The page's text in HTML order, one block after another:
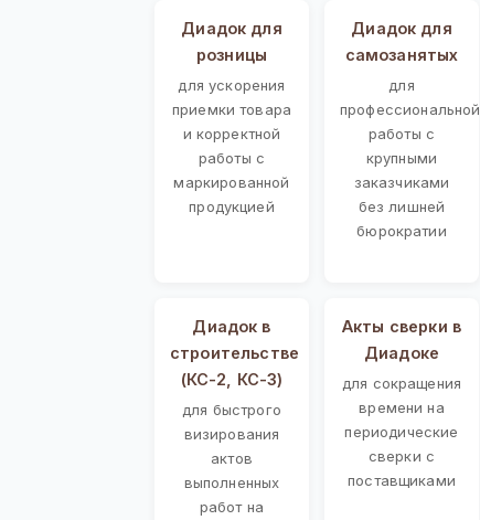
Диадок для
розницы
для ускорения
приемки товара
и корректной
работы с
маркированной
продукцией
Диадок для
самозанятых
для
профессиональной
работы с
крупными
заказчиками
без лишней
бюрократии
Диадок в
строительстве
(КС-2, КС-3)
для быстрого
визирования
актов
выполненных
работ на
Акты сверки в
Диадоке
для сокращения
времени на
периодические
сверки с
поставщиками